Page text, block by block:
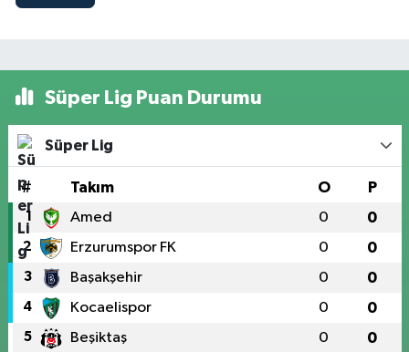
Süper Lig Puan Durumu
Süper Lig
# Takım O P
1 Amed 0 0
2 Erzurumspor FK 0 0
3 Başakşehir 0 0
4 Kocaelispor 0 0
5 Beşiktaş 0 0